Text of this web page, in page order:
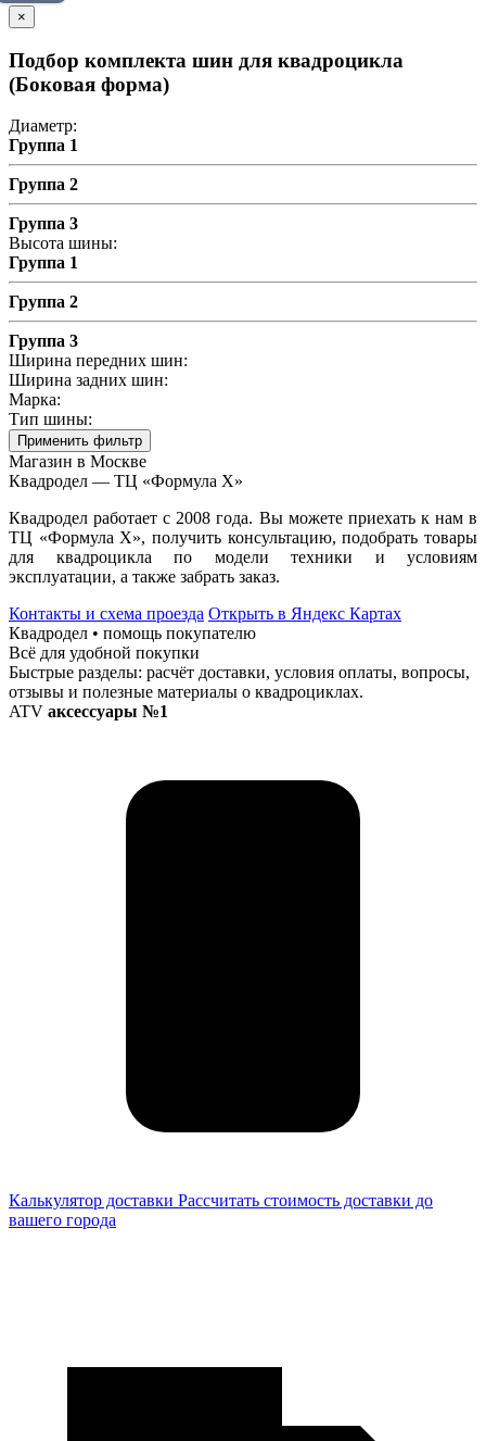
×
Подбор комплекта шин для квадроцикла
(Боковая форма)
Диаметр:
Группа 1
Группа 2
Группа 3
Высота шины:
Группа 1
Группа 2
Группа 3
Ширина передних шин:
Ширина задних шин:
Марка:
Тип шины:
Применить фильтр
Магазин в Москве
Квадродел — ТЦ «Формула Х»
Квадродел работает с 2008 года. Вы можете приехать к нам в
ТЦ «Формула Х», получить консультацию, подобрать товары
для квадроцикла по модели техники и условиям
эксплуатации, а также забрать заказ.
Контакты и схема проезда Открыть в Яндекс Картах
Квадродел • помощь покупателю
Всё для удобной покупки
Быстрые разделы: расчёт доставки, условия оплаты, вопросы,
отзывы и полезные материалы о квадроциклах.
ATV аксессуары №1
Калькулятор доставки Рассчитать стоимость доставки до
вашего города